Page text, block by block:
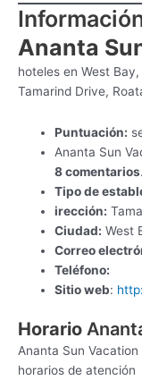
Ananta
hoteles en West
Tamarind Drive,
Puntuación:
Ananta Sun
8 comentarios.
Tipo de
irección:
Ciudad: West
Correo
Teléfono:
Sitio web:
Horario
Ananta Sun
horarios de atención